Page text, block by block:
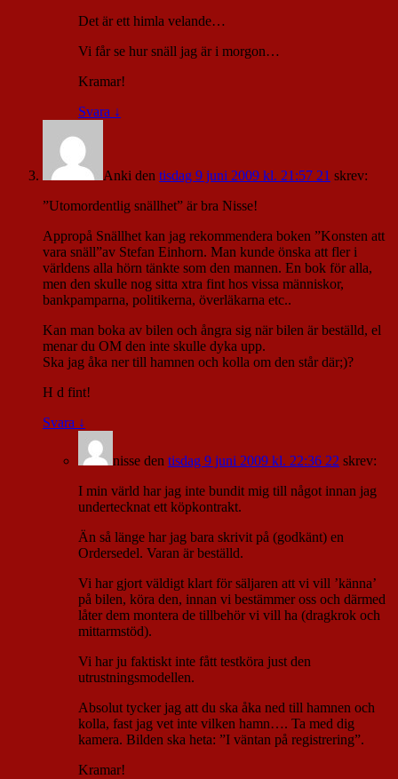
Det är ett himla velande…
Vi får se hur snäll jag är i morgon…
Kramar!
Svara ↓
Anki den tisdag 9 juni 2009 kl. 21:57 21 skrev:
”Utomordentlig snällhet” är bra Nisse!
Appropå Snällhet kan jag rekommendera boken ”Konsten att
vara snäll”av Stefan Einhorn. Man kunde önska att fler i
världens alla hörn tänkte som den mannen. En bok för alla,
men den skulle nog sitta xtra fint hos vissa människor,
bankpamparna, politikerna, överläkarna etc..
Kan man boka av bilen och ångra sig när bilen är beställd, el
menar du OM den inte skulle dyka upp.
Ska jag åka ner till hamnen och kolla om den står där;)?
H d fint!
Svara ↓
nisse den tisdag 9 juni 2009 kl. 22:36 22 skrev:
I min värld har jag inte bundit mig till något innan jag
undertecknat ett köpkontrakt.
Än så länge har jag bara skrivit på (godkänt) en
Ordersedel. Varan är beställd.
Vi har gjort väldigt klart för säljaren att vi vill ’känna’
på bilen, köra den, innan vi bestämmer oss och därmed
låter dem montera de tillbehör vi vill ha (dragkrok och
mittarmstöd).
Vi har ju faktiskt inte fått testköra just den
utrustningsmodellen.
Absolut tycker jag att du ska åka ned till hamnen och
kolla, fast jag vet inte vilken hamn…. Ta med dig
kamera. Bilden ska heta: ”I väntan på registrering”.
Kramar!